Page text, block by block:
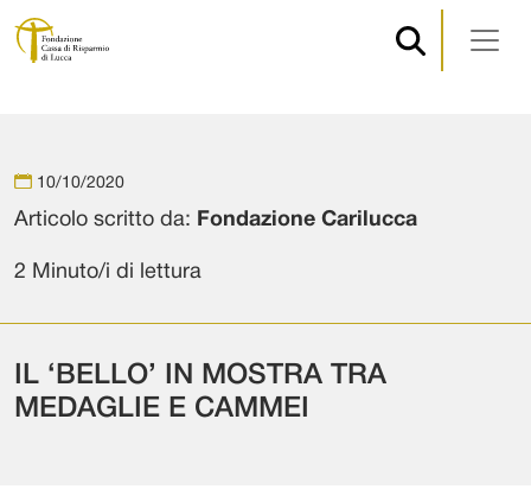
Navigazione principale
10/10/2020
Articolo scritto da: Fondazione Carilucca
2 Minuto/i di lettura
IL ‘BELLO’ IN MOSTRA TRA
MEDAGLIE E CAMMEI